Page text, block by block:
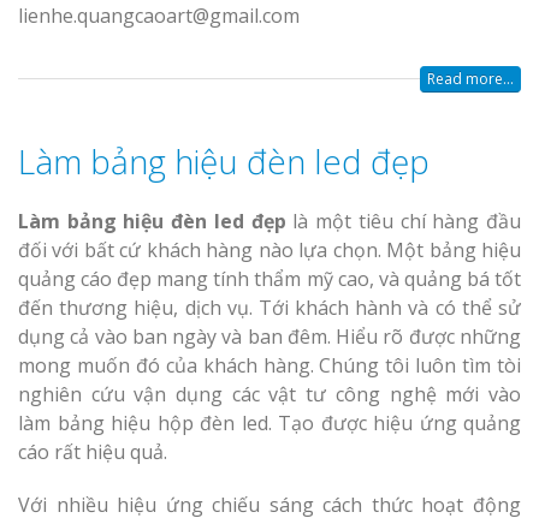
lienhe.quangcaoart@gmail.com
Read more...
Làm bảng hiệu đèn led đẹp
Làm bảng hiệu đèn led đẹp là một tiêu chí hàng đầu
đối với bất cứ khách hàng nào lựa chọn. Một bảng hiệu
quảng cáo đẹp mang tính thẩm mỹ cao, và quảng bá tốt
đến thương hiệu, dịch vụ. Tới khách hành và có thể sử
dụng cả vào ban ngày và ban đêm. Hiểu rõ được những
mong muốn đó của khách hàng. Chúng tôi luôn tìm tòi
nghiên cứu vận dụng các vật tư công nghệ mới vào
làm bảng hiệu hộp đèn led. Tạo được hiệu ứng quảng
cáo rất hiệu quả.
Với nhiều hiệu ứng chiếu sáng cách thức hoạt động